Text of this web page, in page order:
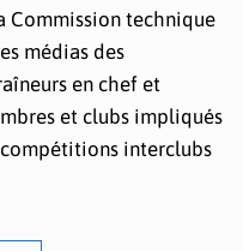
Commission technique
médias des
en chef et
et clubs impliqués
compétitions interclubs